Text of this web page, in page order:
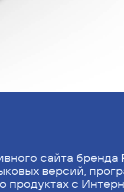
сайта бренда
версий,
продуктах с